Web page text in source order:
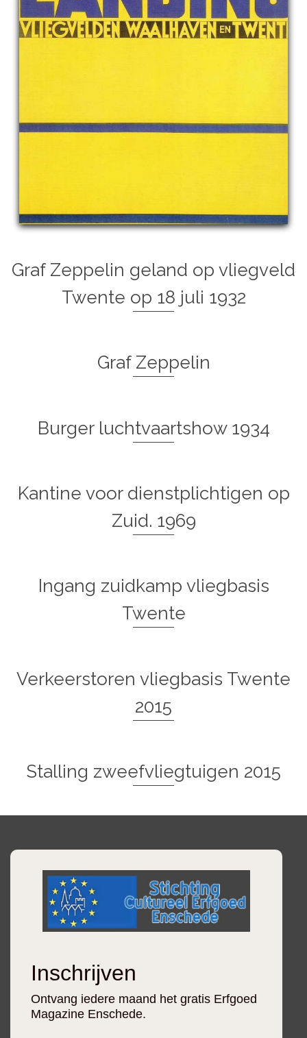
Graf Zeppelin geland op vliegveld
Twente op 18 juli 1932
Graf Zeppelin
Burger luchtvaartshow 1934
Kantine voor dienstplichtigen op
Zuid. 1969
Ingang zuidkamp vliegbasis
Twente
Verkeerstoren vliegbasis Twente
2015
Stalling zweefvliegtuigen 2015
Inschrijven
Ontvang iedere maand het gratis Erfgoed
Magazine Enschede.